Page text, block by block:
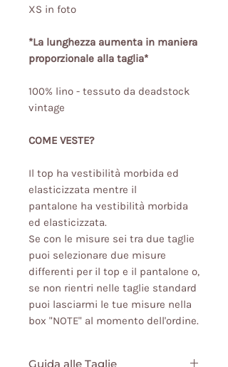
XS in foto
*La lunghezza aumenta in maniera
proporzionale alla taglia*
100% lino - tessuto da deadstock
vintage
COME VESTE?
Il top ha vestibilità morbida ed
elasticizzata mentre il
pantalone ha vestibilità morbida
ed elasticizzata.
Se con le misure sei tra due taglie
puoi selezionare due misure
differenti per il top e il pantalone o,
se non rientri nelle taglie standard
puoi lasciarmi le tue misure nella
box "NOTE" al momento dell'ordine.
Guida alle Taglie